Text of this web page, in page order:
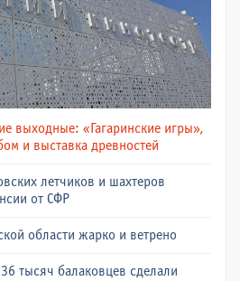
выходные: «Гагаринские игры»,
и выставка древностей
летчиков и шахтеров
от СФР
области жарко и ветрено
тысяч балаковцев сделали